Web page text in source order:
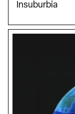
Insuburbia